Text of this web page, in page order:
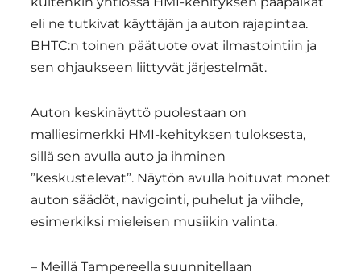
eli ne tutkivat käyttäjän ja auton rajapintaa.
BHTC:n toinen päätuote ovat ilmastointiin ja
sen ohjaukseen liittyvät järjestelmät.
Auton keskinäyttö puolestaan on
malliesimerkki HMI-kehityksen tuloksesta,
sillä sen avulla auto ja ihminen
”keskustelevat”. Näytön avulla hoituvat monet
auton säädöt, navigointi, puhelut ja viihde,
esimerkiksi mieleisen musiikin valinta.
– Meillä Tampereella suunnitellaan